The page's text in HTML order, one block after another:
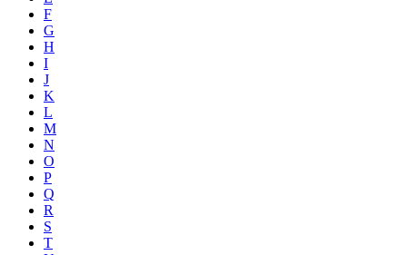
F
G
H
I
J
K
L
M
N
O
P
Q
R
S
T